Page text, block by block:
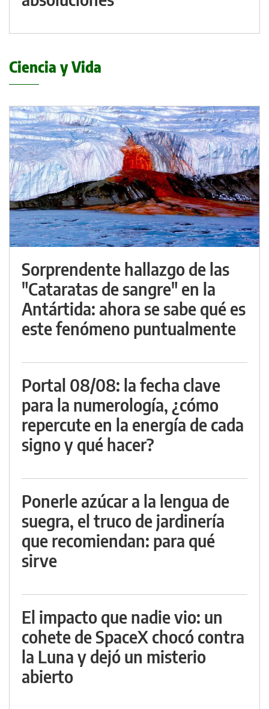
Ciencia y Vida
Sorprendente hallazgo de las
"Cataratas de sangre" en la
Antártida: ahora se sabe qué es
este fenómeno puntualmente
Portal 08/08: la fecha clave
para la numerología, ¿cómo
repercute en la energía de cada
signo y qué hacer?
Ponerle azúcar a la lengua de
suegra, el truco de jardinería
que recomiendan: para qué
sirve
El impacto que nadie vio: un
cohete de SpaceX chocó contra
la Luna y dejó un misterio
abierto